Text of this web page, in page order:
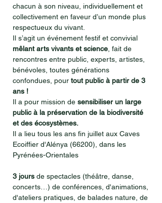
chacun à son niveau, individuellement et
collectivement en faveur d’un monde plus
respectueux du vivant.
Il s’agit un événement festif et convivial
mêlant arts vivants et science , fait de
rencontres entre public, experts, artistes,
bénévoles, toutes générations
confondues, pour tout public à partir de 3
ans !
Il a pour mission de sensibiliser un large
public à la préservation de la biodiversité
et des écosystèmes.
Il a lieu tous les ans fin juillet aux Caves
Ecoiffier d'Alénya (66200), dans les
Pyrénées-Orientales
3 jours de spectacles (théâtre, danse,
concerts…) de conférences, d'animations,
d'ateliers pratiques, de balades nature, de